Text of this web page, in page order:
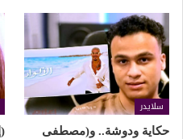
سلايدر
حكاية ودوشة.. و(مصطفى